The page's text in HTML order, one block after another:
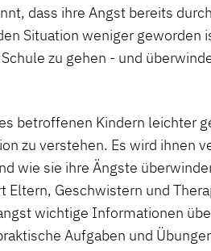
dass ihre Angst bereits
Situation weniger geworden
zu gehen - und
betroffenen Kindern leichter
zu verstehen. Es wird ihnen
wie sie ihre Ängste
Eltern, Geschwistern und
wichtige Informationen
Aufgaben und